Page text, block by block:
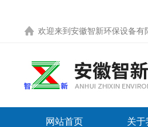
欢迎来到 安徽智新环保设备有
网站首页 关于